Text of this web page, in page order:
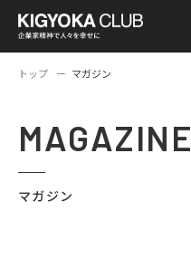
トップ マガジン
MAGAZINE
マガジン